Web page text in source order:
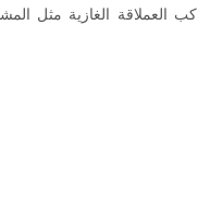
العملاقة الغازية